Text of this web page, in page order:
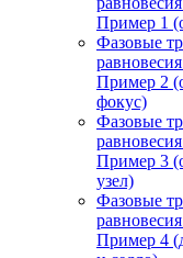
Пример 1
Фазовые
Пример 2
фокус)
Фазовые
Пример 3
узел)
Фазовые
Пример 4